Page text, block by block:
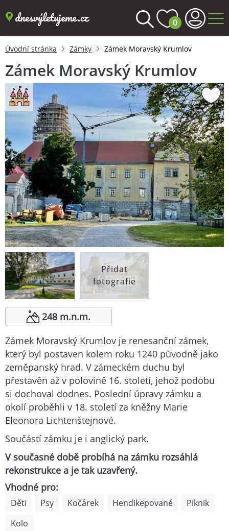
0
Úvodní stránka Zámky Zámek Moravský Krumlov
Zámek Moravský Krumlov
Přidat
fotografie
248 m.n.m.
Zámek Moravský Krumlov je renesanční zámek,
který byl postaven kolem roku 1240 původně jako
zeměpanský hrad. V zámeckém duchu byl
přestavěn až v polovině 16. století, jehož podobu
si dochoval dodnes. Poslední úpravy zámku a
okolí proběhli v 18. století za kněžny Marie
Eleonora Lichtenštejnové.
Součástí zámku je i anglický park.
V současné době probíhá na zámku rozsáhlá
rekonstrukce a je tak uzavřený.
Vhodné pro:
Děti Psy Kočárek Hendikepované
Piknik
Kolo